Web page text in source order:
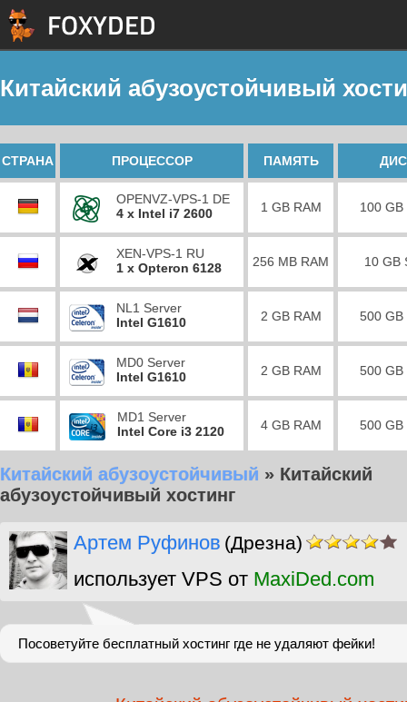
Китайский абузоустойчивый
СТРАНА ПРОЦЕССОР ПАМЯТЬ
OPENVZ-VPS-1 DE
4 x Intel i7 2600
1 GB RAM 100 GB
XEN-VPS-1 RU
1 x Opteron 6128
256 MB RAM 10 GB
NL1 Server
Intel G1610
2 GB RAM 500 GB
MD0 Server
Intel G1610
2 GB RAM 500 GB
MD1 Server
Intel Core i3 2120
4 GB RAM 500 GB
Китайский абузоустойчивый » Китайский
абузоустойчивый хостинг
Артем Руфинов (Дрезна)
использует VPS от MaxiDed.com
Посоветуйте бесплатный хостинг где не удаляют фейки!